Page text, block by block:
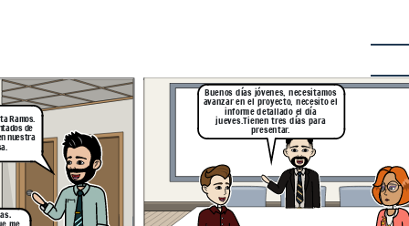
Los felicito por el informe,Esta bien detallado y bien elaborado.
Sigamos trabajando así, la empresa siempre busca contar con el
apoyo de todos sus integrantes, procurando que todos
participen, fomentando el liderazgo y armonía como lo han hecho
ustedes .
Si, me encuentro muy agradecida
de poder trabajar aquí, y de la
buena recibida que me han
brindado. Sin la ayuda de mis
Ramos.
de
nuestra
me
Buenos días jóvenes, necesitamos
avanzar en el proyecto, necesito el
informe detallado el día
jueves.Tienen tres días para
presentar.